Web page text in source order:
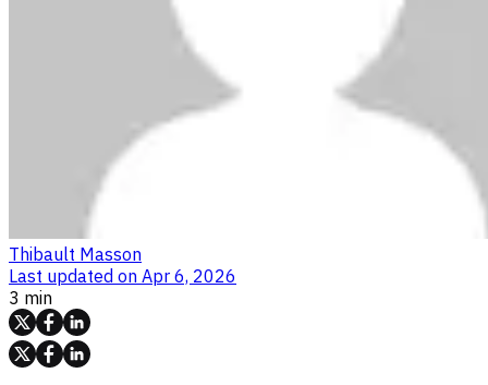
Thibault Masson
Last updated on Apr 6, 2026
3 min